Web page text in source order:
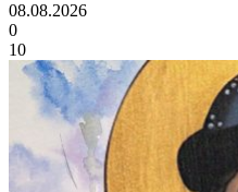
08.08.2026
0
10